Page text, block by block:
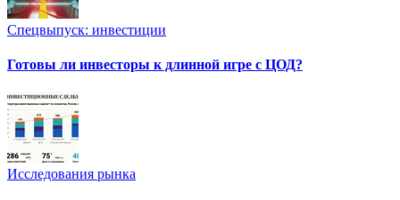
Спецвыпуск: инвестиции
Готовы ли инвесторы к длинной игре с ЦОД?
Исследования рынка